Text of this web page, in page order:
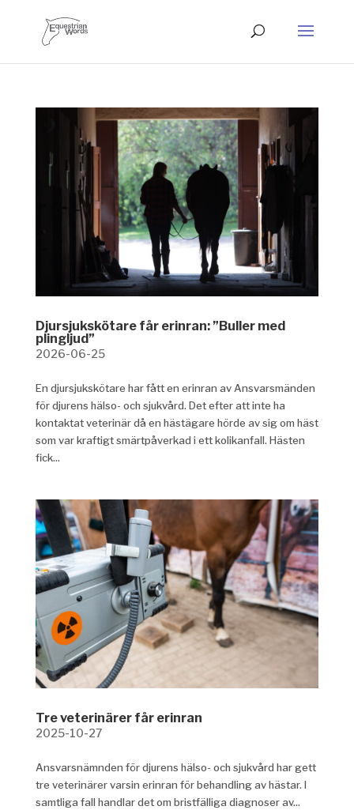
Djursjukskötare får erinran: ”Buller med
plingljud”
2026-06-25
En djursjukskötare har fått en erinran av Ansvarsmänden
för djurens hälso- och sjukvård. Det efter att inte ha
kontaktat veterinär då en hästägare hörde av sig om häst
som var kraftigt smärtpåverkad i ett kolikanfall. Hästen
fick...
Tre veterinärer får erinran
2025-10-27
Ansvarsnämnden för djurens hälso- och sjukvård har gett
tre veterinärer varsin erinran för behandling av hästar. I
samtliga fall handlar det om bristfälliga diagnoser av...